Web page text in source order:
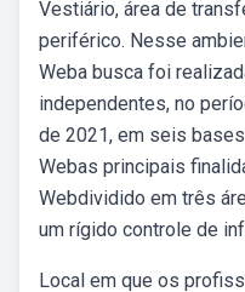
Vestiário, área de
periférico. Nesse
Weba busca foi
independentes, no
de 2021, em seis
Webas principais
Webdividido em três
um rígido controle de
Local em que os